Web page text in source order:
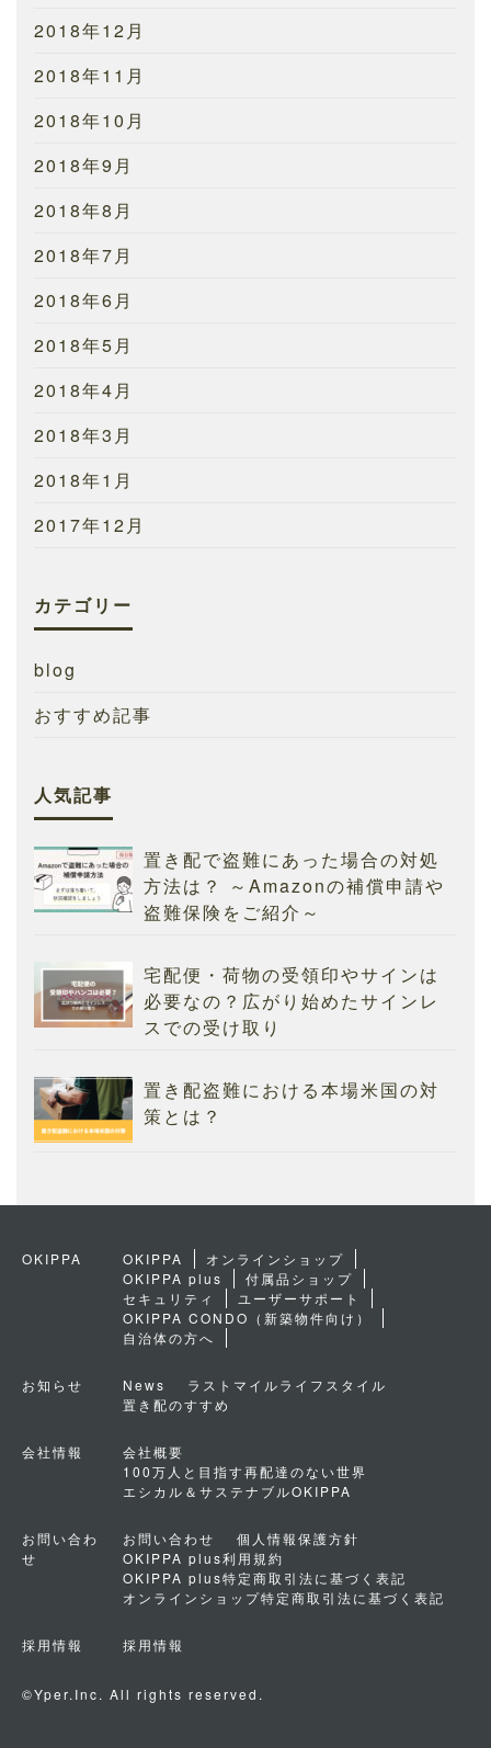
2018年12月
2018年11月
2018年10月
2018年9月
2018年8月
2018年7月
2018年6月
2018年5月
2018年4月
2018年3月
2018年1月
2017年12月
カテゴリー
blog
おすすめ記事
人気記事
置き配で盗難にあった場合の対処
方法は？ ～Amazonの補償申請や
盗難保険をご紹介～
宅配便・荷物の受領印やサインは
必要なの？広がり始めたサインレ
スでの受け取り
置き配盗難における本場米国の対
策とは？
OKIPPA OKIPPA
オンラインショップ
OKIPPA plus
付属品ショップ
セキュリティ
ユーザーサポート
OKIPPA CONDO（新築物件向け）
自治体の方へ
お知らせ News
ラストマイルライフスタイル
置き配のすすめ
会社情報
会社概要
100万人と目指す再配達のない世界
エシカル＆サステナブルOKIPPA
お問い合わ
せ
お問い合わせ
個人情報保護方針
OKIPPA plus利用規約
OKIPPA plus特定商取引法に基づく表記
オンラインショップ特定商取引法に基づく表記
採用情報 採用情報
©Yper.Inc. All rights reserved.